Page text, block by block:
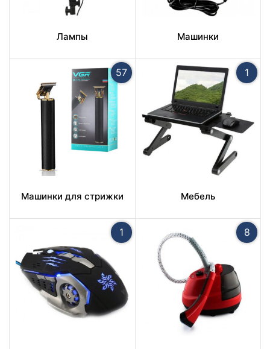
Лампы Машинки
57
Машинки для стрижки
1
Мебель
1 8